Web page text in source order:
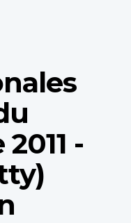
-